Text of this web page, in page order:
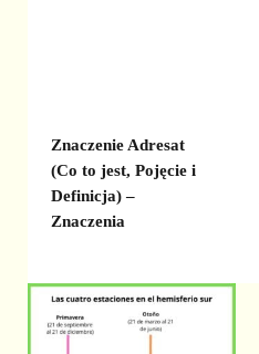
Znaczenie Adresat
(Co to jest, Pojęcie i
Definicja) –
Znaczenia